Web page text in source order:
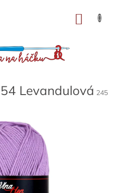
Levandulová 245